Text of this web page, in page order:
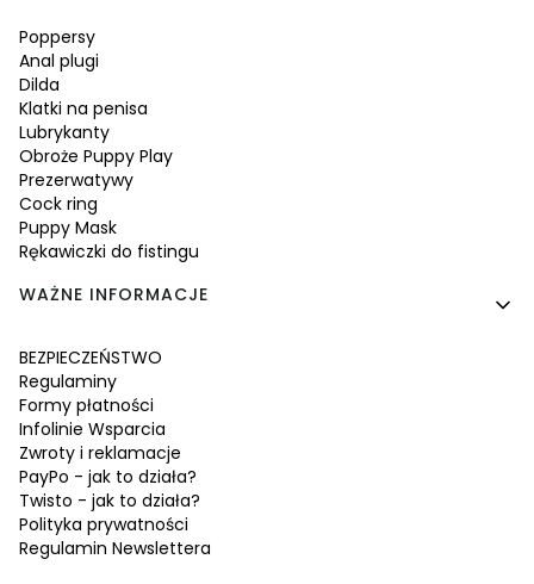
Poppersy
Anal plugi
Dilda
Klatki na penisa
Lubrykanty
Obroże Puppy Play
Prezerwatywy
Cock ring
Puppy Mask
Rękawiczki do fistingu
WAŻNE INFORMACJE
BEZPIECZEŃSTWO
Regulaminy
Formy płatności
Infolinie Wsparcia
Zwroty i reklamacje
PayPo - jak to działa?
Twisto - jak to działa?
Polityka prywatności
Regulamin Newslettera